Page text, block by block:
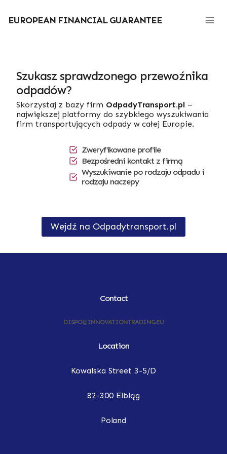
treści
EUROPEAN FINANCIAL GUARANTEE
Szukasz sprawdzonego przewoźnika
odpadów?
Skorzystaj z bazy firm OdpadyTransport.pl–
największej platformy do szybkiego wyszukiwania
firm transportujących odpady w całej Europie.
Zweryfikowane profile
Bezpośredni kontakt z firmą
Wyszukiwanie po rodzaju odpadu i
rodzaju naczepy
Wejdź na Odpadytransport.pl
Contact
DISPO@INNOVATIONTRADING.EU
Location
Kowalska Street 3-5/D
82-300 Elbląg
Poland